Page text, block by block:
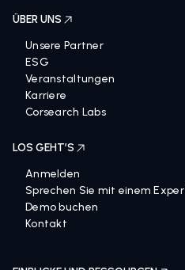
Unsere Partner
ESG
Veranstaltungen
Karriere
Anmelden
Sprechen Sie mit einem
Demo buchen